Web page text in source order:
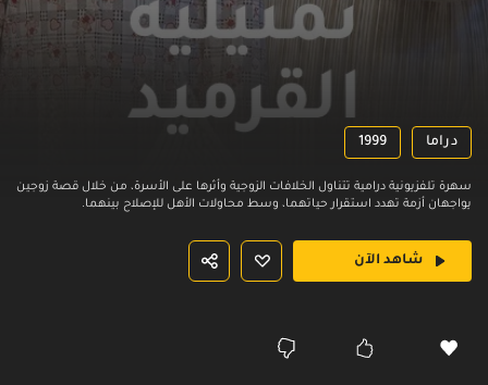
دراما 1999
سهرة تلفزيونية درامية تتناول الخلافات الزوجية وأثرها على الأسرة، من خلال قصة زوجين
يواجهان أزمة تهدد استقرار حياتهما، وسط محاولات الأهل للإصلاح بينهما.
شاهد الآن